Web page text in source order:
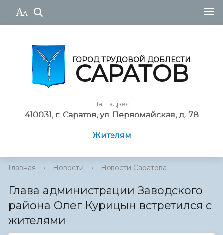
ГОРОД ТРУДОВОЙ ДОБЛЕСТИ
САРАТОВ
Наш адрес
410031, г. Саратов, ул. Первомайская, д. 78
Жителям
Главная › Новости › Новости Саратова
Глава администрации Заводского
района Олег Курицын встретился с
жителями